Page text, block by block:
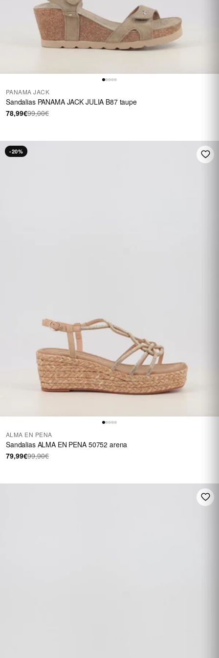
PANAMA JACK
Sandalias PANAMA JACK JULIA B87 taupe
78,99€99,00€
-20%
ALMA EN PENA
Sandalias ALMA EN PENA 50752 arena
79,99€99,90€